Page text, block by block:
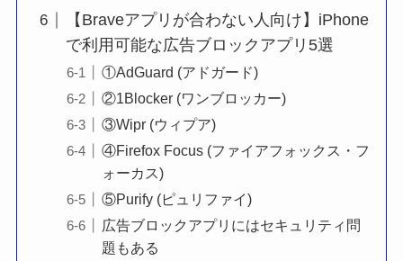
【Braveアプリが合わない人向け】iPhone
で利用可能な広告ブロックアプリ5選
①AdGuard (アドガード)
②1Blocker (ワンブロッカー)
③Wipr (ウィプア)
④Firefox Focus (ファイアフォックス・フ
ォーカス)
⑤Purify (ピュリファイ)
広告ブロックアプリにはセキュリティ問
題もある